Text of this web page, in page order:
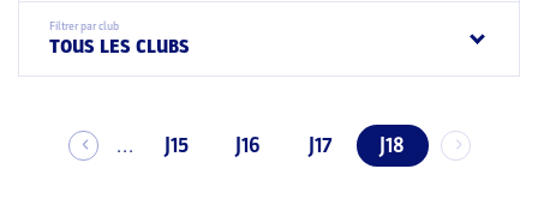
Filtrer par club
TOUS LES CLUBS
... J15 J16 J17 J18